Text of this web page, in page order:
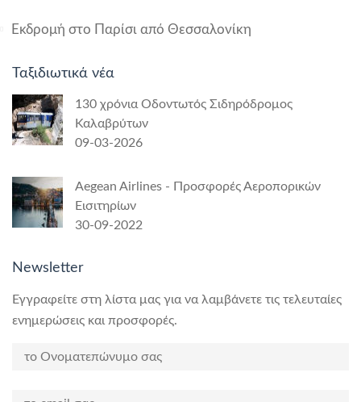
Εκδρομή στο Παρίσι από Θεσσαλονίκη
Ταξιδιωτικά νέα
130 χρόνια Οδοντωτός Σιδηρόδρομος
Καλαβρύτων
09-03-2026
Aegean Airlines - Προσφορές Αεροπορικών
Εισιτηρίων
30-09-2022
Newsletter
Εγγραφείτε στη λίστα μας για να λαμβάνετε τις τελευταίες
ενημερώσεις και προσφορές.